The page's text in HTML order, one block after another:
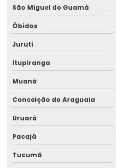
São Miguel do Guamá
Óbidos
Juruti
Itupiranga
Muaná
Conceição do Araguaia
Uruará
Pacajá
Tucumã